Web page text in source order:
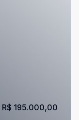
R$ 195.000,00